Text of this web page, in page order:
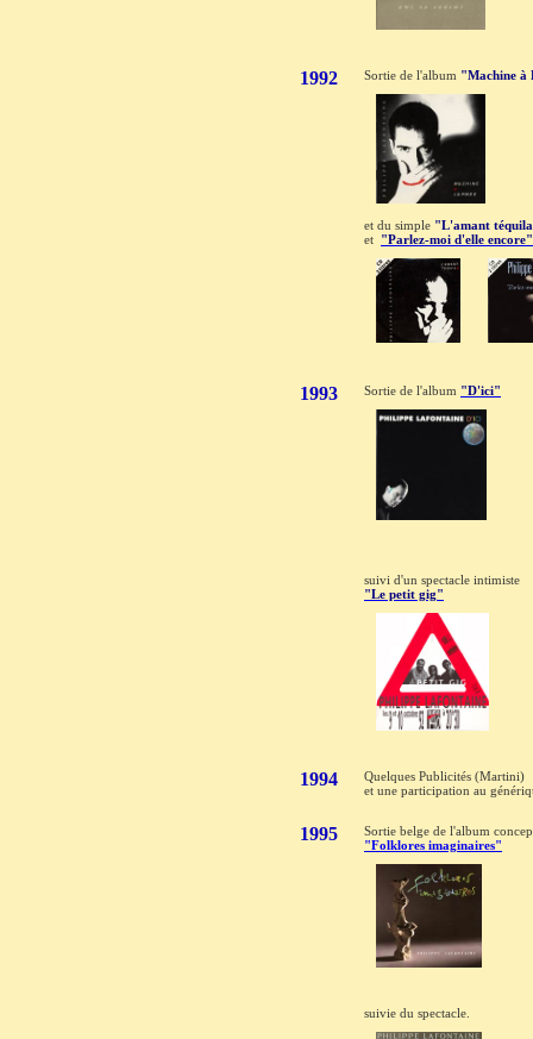
1992 Sortie de l'album "Machine à
et du simple "L'amant
et "Parlez-moi d'elle encore"
1993 Sortie de l'album "D'ici"
suivi d'un spectacle intimiste
"Le petit gig"
1994
Quelques Publicités (Martini)
et une participation au
1995
Sortie belge de l'album
"Folklores imaginaires"
suivie du spectacle.